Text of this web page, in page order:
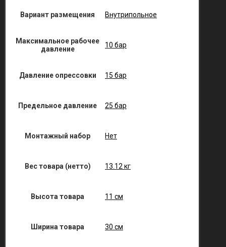
Вариант размещения Внутрипольное
Максимальное рабочее
давление
10 бар
Давление опрессовки 15 бар
Предельное давление 25 бар
Монтажный набор Нет
Вес товара (нетто) 13.12 кг
Высота товара 11 см
Ширина товара 30 см